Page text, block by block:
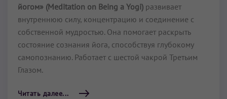
йогом» (Meditation on Being a Yogi) развивает
внутреннюю силу, концентрацию и соединение с
собственной мудростью. Она помогает раскрыть
состояние сознания йога, способствуя глубокому
самопознанию. Работает с шестой чакрой Третьим
Глазом.
Читать далее...